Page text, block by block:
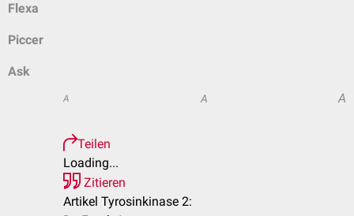
Flexa
Piccer
Ask
A A A
Teilen
Loading...
Zitieren
Artikel Tyrosinkinase 2: